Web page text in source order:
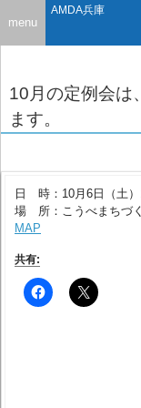
AMDA兵庫
10月の定例会は
ます。
日 時：10月6日（土
場 所：こうべまちづ
MAP
共有:
menu